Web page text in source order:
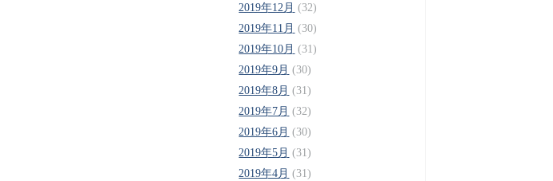
2019年12月 (32)
2019年11月 (30)
2019年10月 (31)
2019年9月 (30)
2019年8月 (31)
2019年7月 (32)
2019年6月 (30)
2019年5月 (31)
2019年4月 (31)